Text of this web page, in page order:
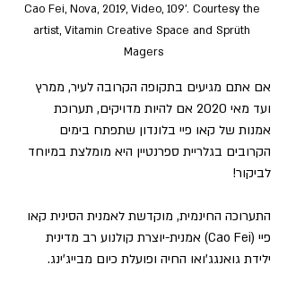
Cao Fei, Nova, 2019, Video, 109’. Courtesy the
artist, Vitamin Creative Space and Sprüth
Magers
אם אתם מגיעים בתקופה הקרובה לעיר, ממרץ
ועד מאי 2020 אם להיות מדויקים, תערוכת
אמנות של קאו פיי בלונדון שתפתח בימים
הקרובים בגלריית ספרנטיין היא מומלצת במיוחד
לביקור!
התערוכה החינמית, מוקדשת לאמנית הסינית קאו
פיי (Cao Fei) אמנית-יוצרת קולנוע רב מדינית
ילידת גואנגג'ואו החיה ופועלת כיום מבייג'ינג.